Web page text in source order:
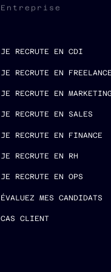
Entreprise
JE RECRUTE EN CDI
JE RECRUTE EN FREELANCE
JE RECRUTE EN
JE RECRUTE EN SALES
JE RECRUTE EN FINANCE
JE RECRUTE EN RH
JE RECRUTE EN OPS
ÉVALUEZ MES CANDIDATS
CAS CLIENT